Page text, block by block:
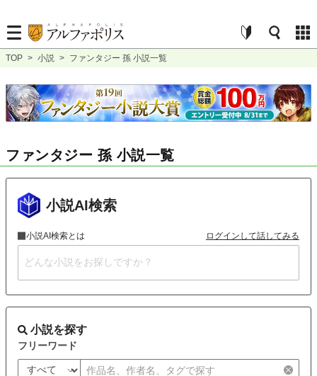
TOP > 小説 > ファンタジー 孫 小説一覧
ファンタジー 孫 小説一覧
小説AI検索
小説AI検索とは ログインして話してみる
小説を探す
フリーワード